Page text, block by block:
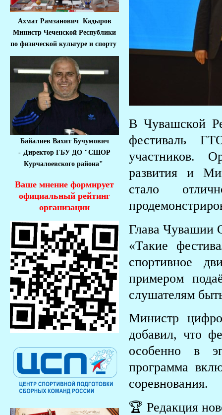
Ахмат Рамзанович Кадыров
Министр Чеченской Республики
по физической культуре и спорту
Байалиев Вахит Бучумович
- Директор ГБУ ДО "СШОР
Курчалоевского района"
Ваше мнение формирует
официальный рейтинг
организации
В Чувашской
фестиваль
участников.
развития и
стало
Глава Чувашии
«Такие
спортивное
примером
слушателям
Министр
добавил, что
особенно в
программа
соревнования.
🏆 Редакция